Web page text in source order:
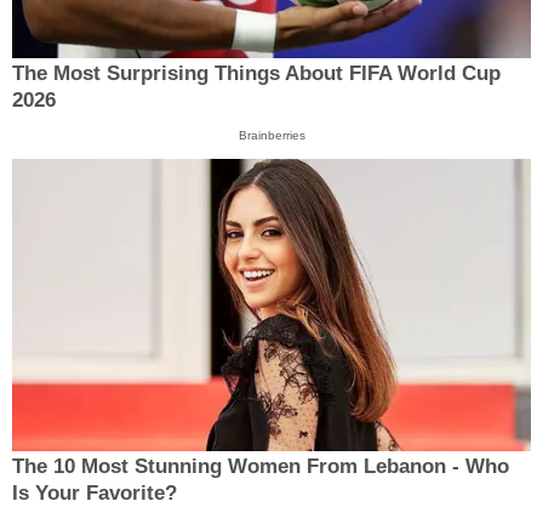
The Most Surprising Things About FIFA World Cup
2026
Brainberries
The 10 Most Stunning Women From Lebanon - Who
Is Your Favorite?